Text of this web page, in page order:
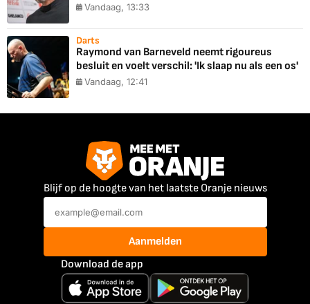
Vandaag, 13:33
Darts
Raymond van Barneveld neemt rigoureus
besluit en voelt verschil: 'Ik slaap nu als een os'
Vandaag, 12:41
Blijf op de hoogte van het laatste Oranje nieuws
Aanmelden
Download de app